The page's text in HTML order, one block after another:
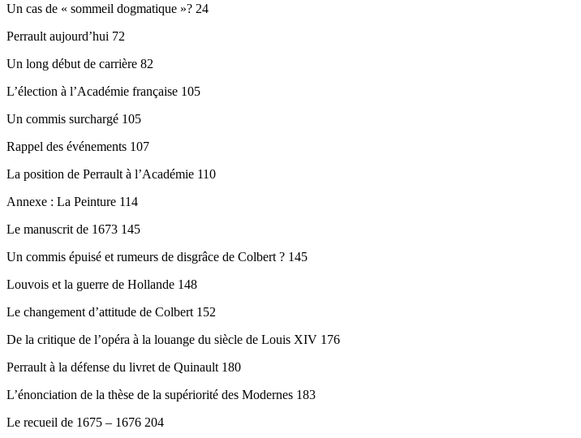
Un cas de « sommeil dogmatique »? 24
Perrault aujourd’hui 72
Un long début de carrière 82
L’élection à l’Académie française 105
Un commis surchargé 105
Rappel des événements 107
La position de Perrault à l’Académie 110
Annexe : La Peinture 114
Le manuscrit de 1673 145
Un commis épuisé et rumeurs de disgrâce de Colbert ? 145
Louvois et la guerre de Hollande 148
Le changement d’attitude de Colbert 152
De la critique de l’opéra à la louange du siècle de Louis XIV 176
Perrault à la défense du livret de Quinault 180
L’énonciation de la thèse de la supériorité des Modernes 183
Le recueil de 1675 – 1676 204